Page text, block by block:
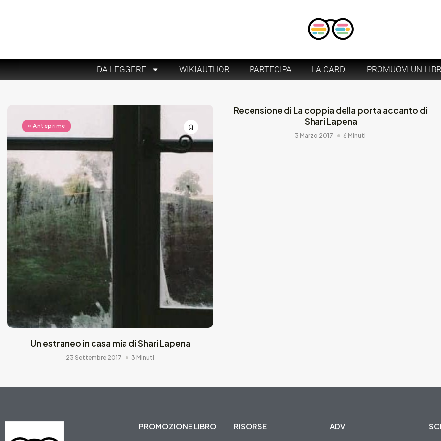
DA LEGGERE WIKIAUTHOR PARTECIPA LA CARD! PROMUOVI UN
Anteprime
Un estraneo in casa mia di Shari Lapena
23 Settembre 2017 3 Minuti
Recensione di La coppia della porta accanto di
Shari Lapena
3 Marzo 2017 6 Minuti
PROMOZIONE LIBRO RISORSE ADV